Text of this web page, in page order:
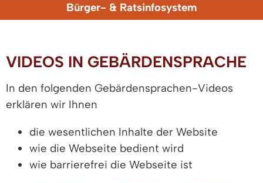
Bürger- & Ratsinfosystem
VIDEOS IN GEBÄRDENSPRACHE
In den folgenden Gebärdensprachen-Videos
erklären wir Ihnen
die wesentlichen Inhalte der Website
wie die Webseite bedient wird
wie barrierefrei die Webseite ist